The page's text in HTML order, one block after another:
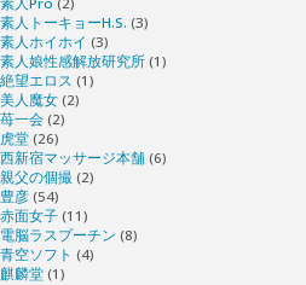
素人トーキョーH.S. (3)
素人ホイホイ (3)
素人娘性感解放研究所 (1)
絶望エロス (1)
美人魔女 (2)
苺一会 (2)
虎堂 (26)
西新宿マッサージ本舗 (6)
親父の個撮 (2)
豊彦 (54)
赤面女子 (11)
電脳ラスプーチン (8)
青空ソフト (4)
麒麟堂 (1)